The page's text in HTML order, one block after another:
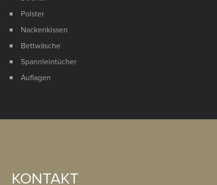
Polster
Nackenkissen
Bettwäsche
Spannleintücher
Auflagen
KONTAKT